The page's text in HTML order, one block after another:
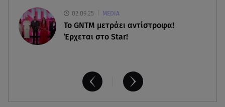
02.09.25 MEDIA
Το GNTM μετράει αντίστροφα!
Έρχεται στο Star!